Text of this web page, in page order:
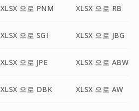
XLSX 으로 PNM XLSX 으로 RB
XLSX 으로 SGI XLSX 으로 JBG
XLSX 으로 JPE XLSX 으로 ABW
XLSX 으로 DBK XLSX 으로 AW